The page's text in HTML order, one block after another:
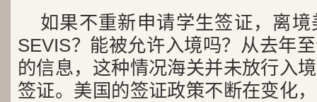
如果不重新申请学生签证，离
SEVIS？能被允许入境吗？从去年
的信息，这种情况海关并未放行入
签证。美国的签证政策不断在变化